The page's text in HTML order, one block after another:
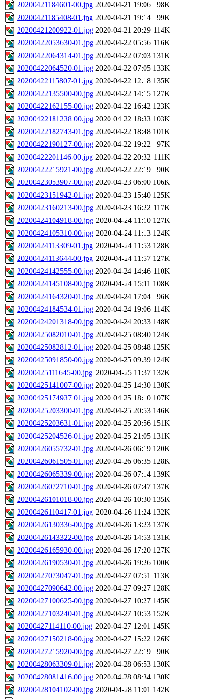
20200421184601-00.jpg 2020-04-21 19:06
98K
20200421185408-01.jpg 2020-04-21 19:14
99K
20200421200922-01.jpg 2020-04-21 20:29 114K
20200422053630-01.jpg 2020-04-22 05:56 116K
20200422064314-01.jpg 2020-04-22 07:03 131K
20200422064520-01.jpg 2020-04-22 07:05 133K
20200422115807-01.jpg 2020-04-22 12:18 135K
20200422135500-00.jpg 2020-04-22 14:15 127K
20200422162155-00.jpg 2020-04-22 16:42 123K
20200422181238-00.jpg 2020-04-22 18:33 103K
20200422182743-01.jpg 2020-04-22 18:48 101K
20200422190127-00.jpg 2020-04-22 19:22
97K
20200422201146-00.jpg 2020-04-22 20:32 111K
20200422215921-00.jpg 2020-04-22 22:19
90K
20200423053907-00.jpg 2020-04-23 06:00 106K
20200423151942-01.jpg 2020-04-23 15:40 125K
20200423160213-00.jpg 2020-04-23 16:22 117K
20200424104918-00.jpg 2020-04-24 11:10 127K
20200424105310-00.jpg 2020-04-24 11:13 124K
20200424113309-01.jpg 2020-04-24 11:53 128K
20200424113644-00.jpg 2020-04-24 11:57 127K
20200424142555-00.jpg 2020-04-24 14:46 110K
20200424145108-00.jpg 2020-04-24 15:11 108K
20200424164320-01.jpg 2020-04-24 17:04
96K
20200424184534-01.jpg 2020-04-24 19:06 114K
20200424201318-00.jpg 2020-04-24 20:33 148K
20200425082010-01.jpg 2020-04-25 08:40 124K
20200425082812-01.jpg 2020-04-25 08:48 125K
20200425091850-00.jpg 2020-04-25 09:39 124K
20200425111645-00.jpg 2020-04-25 11:37 132K
20200425141007-00.jpg 2020-04-25 14:30 130K
20200425174937-01.jpg 2020-04-25 18:10 107K
20200425203300-01.jpg 2020-04-25 20:53 146K
20200425203631-01.jpg 2020-04-25 20:56 151K
20200425204526-01.jpg 2020-04-25 21:05 131K
20200426055732-01.jpg 2020-04-26 06:19 120K
20200426061505-01.jpg 2020-04-26 06:35 128K
20200426065339-00.jpg 2020-04-26 07:14 139K
20200426072710-01.jpg 2020-04-26 07:47 137K
20200426101018-00.jpg 2020-04-26 10:30 135K
20200426110417-01.jpg 2020-04-26 11:24 132K
20200426130336-00.jpg 2020-04-26 13:23 137K
20200426143322-00.jpg 2020-04-26 14:53 131K
20200426165930-00.jpg 2020-04-26 17:20 127K
20200426190530-01.jpg 2020-04-26 19:26 100K
20200427073047-01.jpg 2020-04-27 07:51 113K
20200427090642-00.jpg 2020-04-27 09:27 128K
20200427100625-00.jpg 2020-04-27 10:27 145K
20200427103240-01.jpg 2020-04-27 10:53 152K
20200427114110-00.jpg 2020-04-27 12:01 145K
20200427150218-00.jpg 2020-04-27 15:22 126K
20200427215920-00.jpg 2020-04-27 22:19
90K
20200428063309-01.jpg 2020-04-28 06:53 130K
20200428081416-00.jpg 2020-04-28 08:34 130K
20200428104102-00.jpg 2020-04-28 11:01 142K